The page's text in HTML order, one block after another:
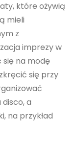
które ożywią
mieli
z
imprezy w
na modę
się przy
a
na przykład